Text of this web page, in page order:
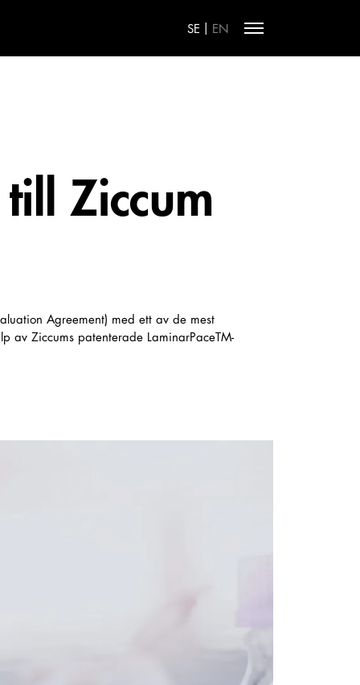
SE EN
Ziccum
Agreement) med ett av de mest
av Ziccums patenterade LaminarPaceTM-